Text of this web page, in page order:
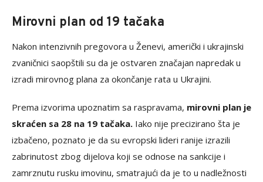
Mirovni plan od 19 tačaka
Nakon intenzivnih pregovora u Ženevi, američki i ukrajinski
zvaničnici saopštili su da je ostvaren značajan napredak u
izradi mirovnog plana za okončanje rata u Ukrajini.
Prema izvorima upoznatim sa raspravama, mirovni plan je
skraćen sa 28 na 19 tačaka. Iako nije precizirano šta je
izbačeno, poznato je da su evropski lideri ranije izrazili
zabrinutost zbog dijelova koji se odnose na sankcije i
zamrznutu rusku imovinu, smatrajući da je to u nadležnosti